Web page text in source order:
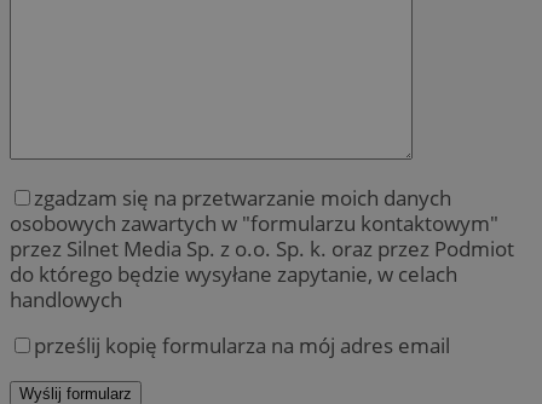
zgadzam się na przetwarzanie moich danych
osobowych zawartych w "formularzu kontaktowym"
przez Silnet Media Sp. z o.o. Sp. k. oraz przez Podmiot
do którego będzie wysyłane zapytanie, w celach
handlowych
prześlij kopię formularza na mój adres email